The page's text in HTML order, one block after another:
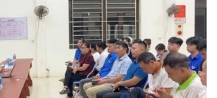
Đây được xem là bước đi chiến lược để
hóa học tập mới, hướng tới phát triển
công dân số, xã hội số và xã hội học tập
phố.